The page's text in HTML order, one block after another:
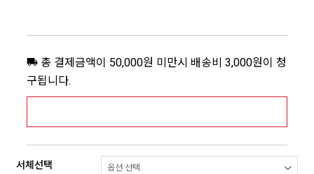
총 결제금액이 50,000원 미만시 배송비 3,000원이 청
구됩니다.
서체선택